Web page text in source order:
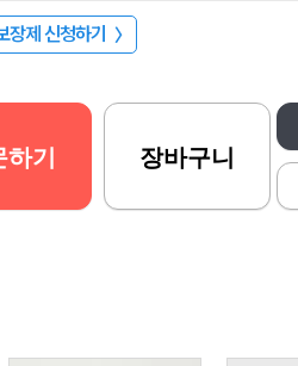
장제 신청하기 〉
기 장바구니